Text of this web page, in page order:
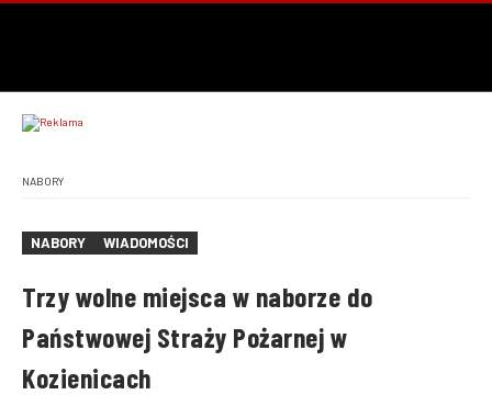
NABORY
NABORY WIADOMOŚCI
Trzy wolne miejsca w naborze do
Państwowej Straży Pożarnej w
Kozienicach